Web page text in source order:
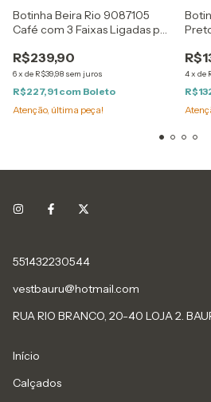
Botinha Beira Rio 9087105
Café com 3 Faixas Ligadas por
R$239,90
6x de R$39,98 sem juros
R$227,91 com Boleto
Atenção, última peça!
4x de
551432230544
vestbauru@hotmail.com
RUA RIO BRANCO, 20-40 LOJA 2.
Início
Calçados